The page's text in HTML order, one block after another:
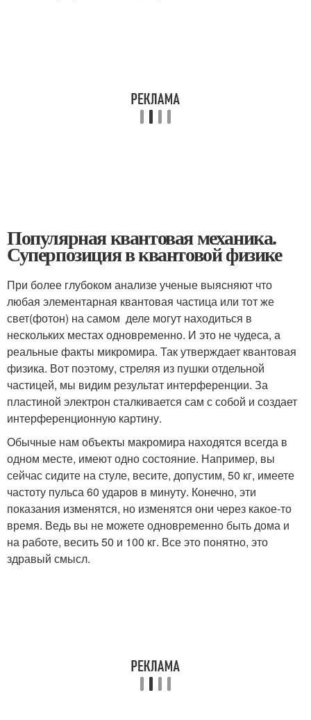
Популярная квантовая механика.
Суперпозиция в квантовой физике
При более глубоком анализе ученые выясняют что
любая элементарная квантовая частица или тот же
свет(фотон) на самом деле могут находиться в
нескольких местах одновременно. И это не чудеса, а
реальные факты микромира. Так утверждает квантовая
физика. Вот поэтому, стреляя из пушки отдельной
частицей, мы видим результат интерференции. За
пластиной электрон сталкивается сам с собой и создает
интерференционную картину.
Обычные нам объекты макромира находятся всегда в
одном месте, имеют одно состояние. Например, вы
сейчас сидите на стуле, весите, допустим, 50 кг, имеете
частоту пульса 60 ударов в минуту. Конечно, эти
показания изменятся, но изменятся они через какое-то
время. Ведь вы не можете одновременно быть дома и
на работе, весить 50 и 100 кг. Все это понятно, это
здравый смысл.